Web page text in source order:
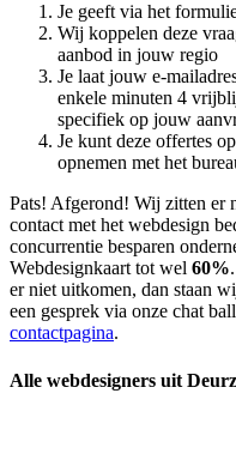
Je geeft via het
Wij koppelen deze
aanbod in jouw regio
Je laat jouw e-
enkele minuten 4
specifiek op jouw
Je kunt deze offertes
opnemen met het
Pats! Afgerond! Wij zitten er
contact met het webdesign
concurrentie besparen
Webdesignkaart tot wel 60%
er niet uitkomen, dan staan
een gesprek via onze chat
contactpagina.
Alle webdesigners uit